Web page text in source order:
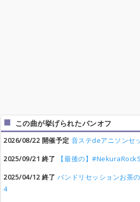
この曲が挙げられたバンオフ
2026/08/22 開催予定 音ステdeアニソンセ
2025/09/21 終了
【最後の】
2025/04/12 終了 バンドリセッションお茶
4